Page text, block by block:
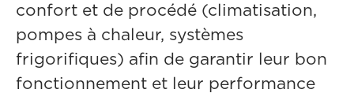
confort et de procédé (climatisation,
pompes à chaleur, systèmes
frigorifiques) afin de garantir leur bon
fonctionnement et leur performance